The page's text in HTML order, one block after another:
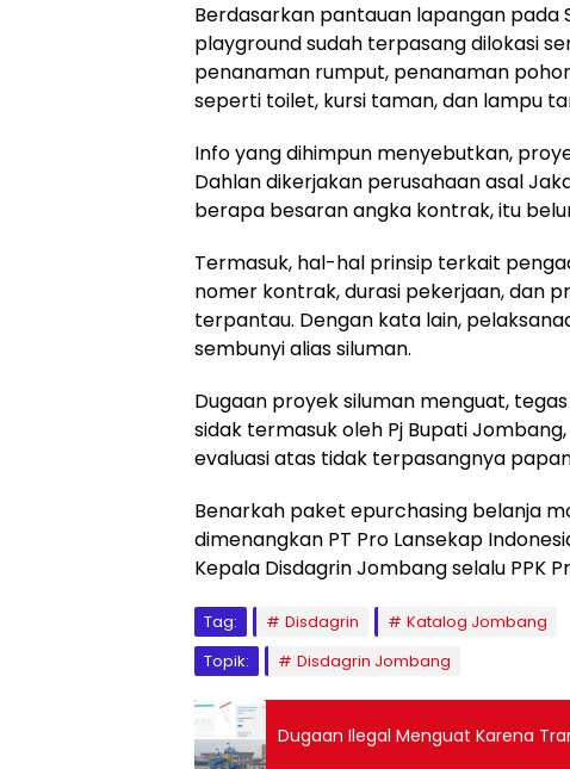
Berdasarkan pantauan lapangan
playground sudah terpasang dilokasi
penanaman rumput, penanaman
seperti toilet, kursi taman, dan lampu
Info yang dihimpun menyebutkan,
Dahlan dikerjakan perusahaan asal
berapa besaran angka kontrak, itu
Termasuk, hal-hal prinsip terkait
nomer kontrak, durasi pekerjaan, dan
terpantau. Dengan kata lain,
sembunyi alias siluman.
Dugaan proyek siluman menguat,
sidak termasuk oleh Pj Bupati
evaluasi atas tidak terpasangnya
Benarkah paket epurchasing belanja
dimenangkan PT Pro Lansekap
Kepala Disdagrin Jombang selalu PPK
Tag: Disdagrin
Katalog Jombang
Topik:
Disdagrin Jombang
Dugaan Ilegal Menguat Karena